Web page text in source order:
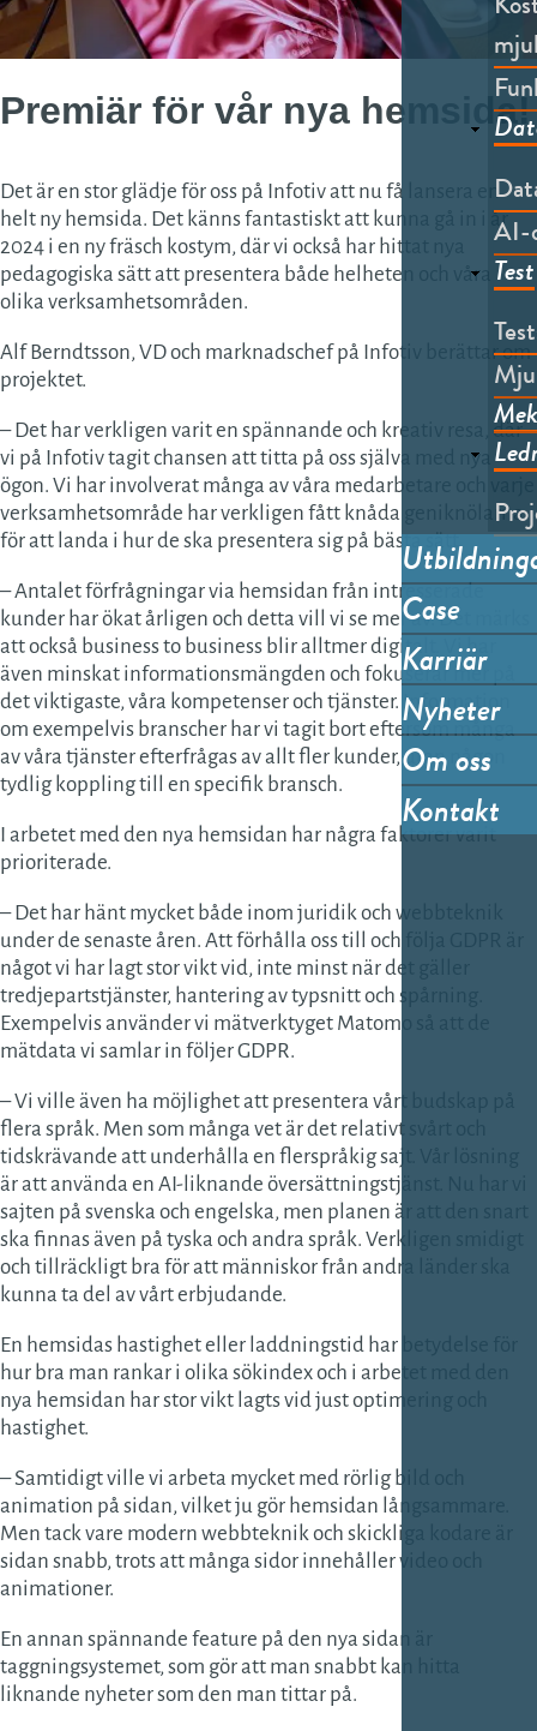
AI-
Test
Case
Karriär
Nyheter
Om oss
Kontakt
Premiär för vår nya hemsida!
Det är en stor glädje för oss på Infotiv att nu få lansera en
helt ny hemsida. Det känns fantastiskt att kunna gå in i år
2024 i en ny fräsch kostym, där vi också har hittat nya
pedagogiska sätt att presentera både helheten och våra
olika verksamhetsområden.
Alf Berndtsson, VD och marknadschef på Infotiv berättar om
projektet.
– Det har verkligen varit en spännande och kreativ resa, där
vi på Infotiv tagit chansen att titta på oss själva med nya
ögon. Vi har involverat många av våra medarbetare och varje
verksamhetsområde har verkligen fått knåda geniknölarna
för att landa i hur de ska presentera sig på bästa sätt.
– Antalet förfrågningar via hemsidan från intresserade
kunder har ökat årligen och detta vill vi se mer av. Det märks
att också business to business blir alltmer digitalt. Vi har
även minskat informationsmängden och fokuserar mer på
det viktigaste, våra kompetenser och tjänster. Information
om exempelvis branscher har vi tagit bort eftersom många
av våra tjänster efterfrågas av allt fler kunder, utan någon
tydlig koppling till en specifik bransch.
I arbetet med den nya hemsidan har några faktorer varit
prioriterade.
– Det har hänt mycket både inom juridik och webbteknik
under de senaste åren. Att förhålla oss till och följa GDPR är
något vi har lagt stor vikt vid, inte minst när det gäller
tredjepartstjänster, hantering av typsnitt och spårning.
Exempelvis använder vi mätverktyget Matomo så att de
mätdata vi samlar in följer GDPR.
– Vi ville även ha möjlighet att presentera vårt budskap på
flera språk. Men som många vet är det relativt svårt och
tidskrävande att underhålla en flerspråkig sajt. Vår lösning
är att använda en AI-liknande översättningstjänst. Nu har vi
sajten på svenska och engelska, men planen är att den snart
ska finnas även på tyska och andra språk. Verkligen smidigt
och tillräckligt bra för att människor från andra länder ska
kunna ta del av vårt erbjudande.
En hemsidas hastighet eller laddningstid har betydelse för
hur bra man rankar i olika sökindex och i arbetet med den
nya hemsidan har stor vikt lagts vid just optimering och
hastighet.
– Samtidigt ville vi arbeta mycket med rörlig bild och
animation på sidan, vilket ju gör hemsidan långsammare.
Men tack vare modern webbteknik och skickliga kodare är
sidan snabb, trots att många sidor innehåller video och
animationer.
En annan spännande feature på den nya sidan är
taggningsystemet, som gör att man snabbt kan hitta
liknande nyheter som den man tittar på.